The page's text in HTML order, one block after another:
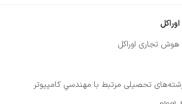
تجاری اوراکل
تحصیلی مرتبط با مهندسي كامپيوتر